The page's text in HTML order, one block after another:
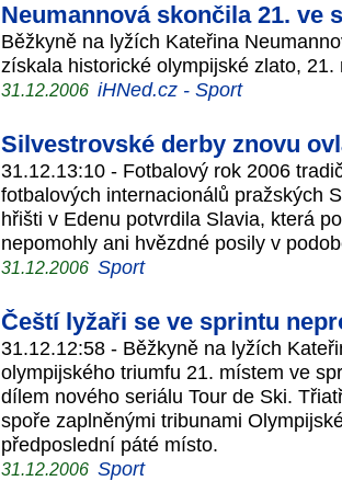
Neumannová skončila 21. ve
Běžkyně na lyžích Kateřina
získala historické olympijské zlato,
31.12.2006 iHNed.cz - Sport
Silvestrovské derby znovu
31.12.13:10 - Fotbalový rok 2006
fotbalových internacionálů pražských
hřišti v Edenu potvrdila Slavia, která
nepomohly ani hvězdné posily v
31.12.2006 Sport
Čeští lyžaři se ve sprintu
31.12.12:58 - Běžkyně na lyžích
olympijského triumfu 21. místem ve
dílem nového seriálu Tour de Ski.
spoře zaplněnými tribunami
předposlední páté místo.
31.12.2006 Sport